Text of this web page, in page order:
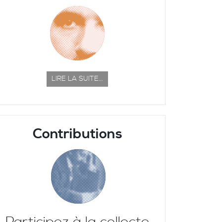
LIRE LA SUITE...
Contributions